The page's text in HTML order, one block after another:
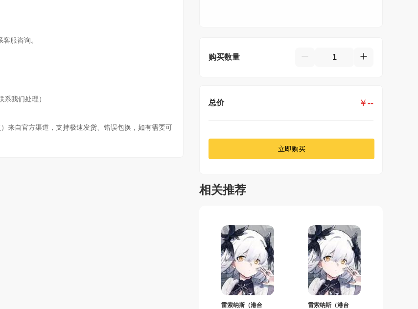
服咨询。
我们处理）
来自官方渠道，支持极速发货、错误包换，如有需要可
购买数量
总价 ￥ --
立即购买
相关推荐
雷索纳斯（港台
雷索纳斯（港台